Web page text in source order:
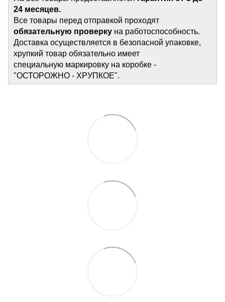
24 месяцев.
Все товары перед отправкой проходят
обязательную проверку на работоспособность.
Доставка осуществляется в безопасной упаковке,
хрупкий товар обязательно имеет
специальную маркировку на коробке -
"ОСТОРОЖНО - ХРУПКОЕ".